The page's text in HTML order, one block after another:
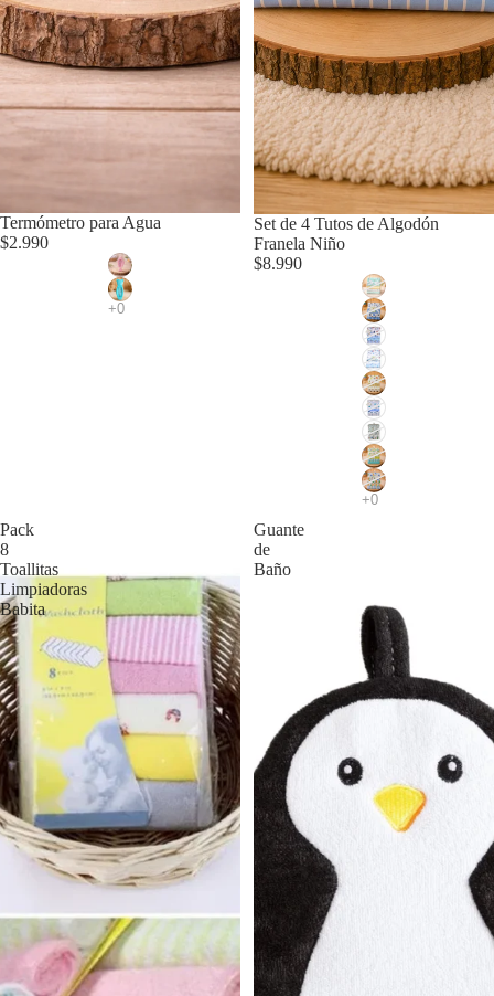
Termómetro para Agua
$2.990
Agotado
Set de 4 Tutos de Algodón
Franela Niño
$8.990
Pack
8
Toallitas
Limpiadoras
Babita
Guante
de
Baño